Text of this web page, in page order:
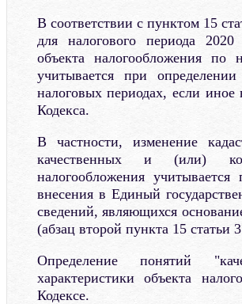
В соответствии с пунктом 15
для налогового периода
объекта налогообложения по
учитывается при
налоговых периодах, если
Кодекса.
В частности, изменение
качественных и (или)
налогообложения
внесения в Единый
сведений, являющихся
(абзац второй пункта 15 статьи
Определение понятий
характеристики объекта
Кодексе.